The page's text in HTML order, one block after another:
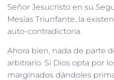
Señor Jesucristo en su
Mesías Triunfante, la
auto-contradictoria.
Ahora bien, nada de parte
arbitrario. Si Dios opta por
marginados dándoles